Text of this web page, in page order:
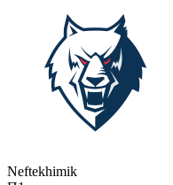
Neftekhimik